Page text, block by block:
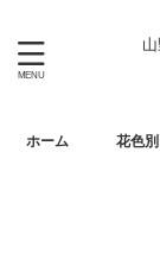
ホーム 花色